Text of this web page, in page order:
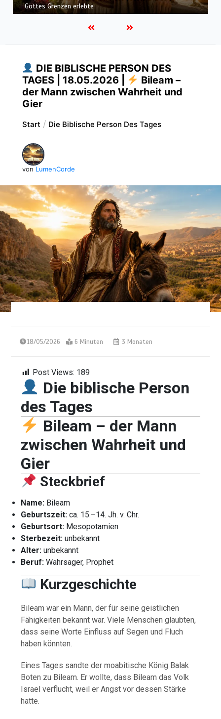
Höchsten
DIE BIBLISCHE PERSON DES
TAGES | 18.05.2026 |
Bileam –
der Mann zwischen Wahrheit und
Gier
Start Die Biblische Person Des Tages
von LumenCorde
18/05/2026 6 Minuten 3 Monaten
Post Views: 189
Die biblische Person
des Tages
Bileam – der Mann
zwischen Wahrheit und
Gier
Steckbrief
Name: Bileam
Geburtszeit: ca. 15.–14. Jh. v. Chr.
Geburtsort: Mesopotamien
Sterbezeit: unbekannt
Alter: unbekannt
Beruf: Wahrsager, Prophet
Kurzgeschichte
Bileam war ein Mann, der für seine geistlichen
Fähigkeiten bekannt war. Viele Menschen glaubten,
dass seine Worte Einfluss auf Segen und Fluch
haben könnten.
Eines Tages sandte der moabitische König Balak
Boten zu Bileam. Er wollte, dass Bileam das Volk
Israel verflucht, weil er Angst vor dessen Stärke
hatte.